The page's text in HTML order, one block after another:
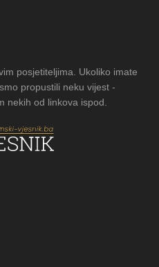
posjetiteljima. Ukoliko imate
propustili neku vijest -
nekih od linkova ispod.